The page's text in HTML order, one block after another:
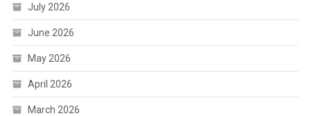
July 2026
June 2026
May 2026
April 2026
March 2026